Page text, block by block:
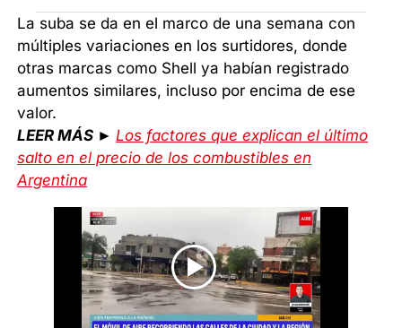
La suba se da en el marco de una semana con
múltiples variaciones en los surtidores, donde
otras marcas como Shell ya habían registrado
aumentos similares, incluso por encima de ese
valor.
LEER MÁS ►Los factores que explican el último
salto en el precio de los combustibles en
Argentina